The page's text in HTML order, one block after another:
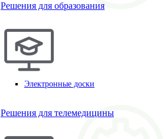
Решения для образования
Электронные доски
Решения для телемедицины